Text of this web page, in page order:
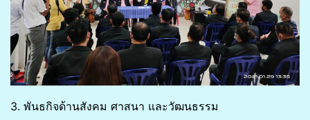
3. พันธกิจด้านสังคม ศาสนา และวัฒนธรรม